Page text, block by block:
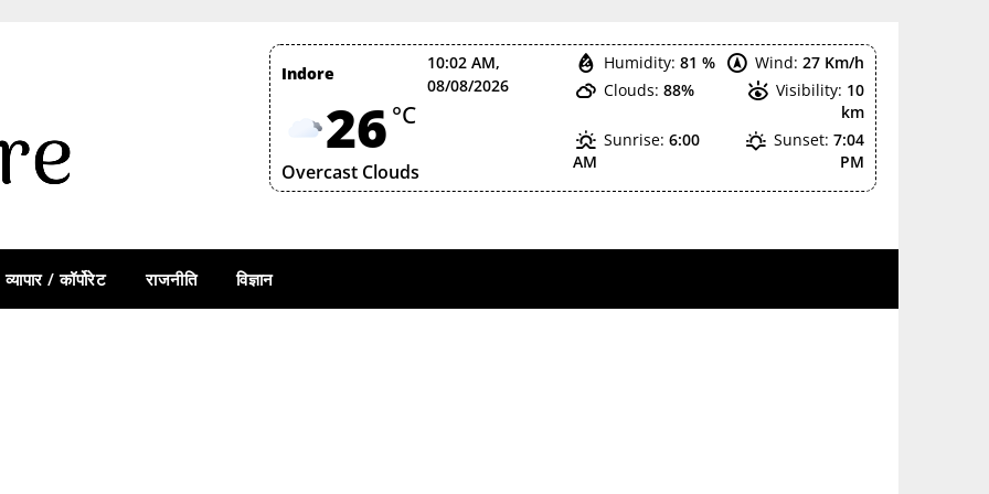
Indore
10:02 AM,
08/08/2026
26 °C
Overcast Clouds
Humidity: 81 % Wind: 27 Km/h
Clouds: 88% Visibility: 10
km
Sunrise: 6:00
AM
Sunset: 7:04
PM
व्यापार / कॉर्पोरेट राजनीति विज्ञान